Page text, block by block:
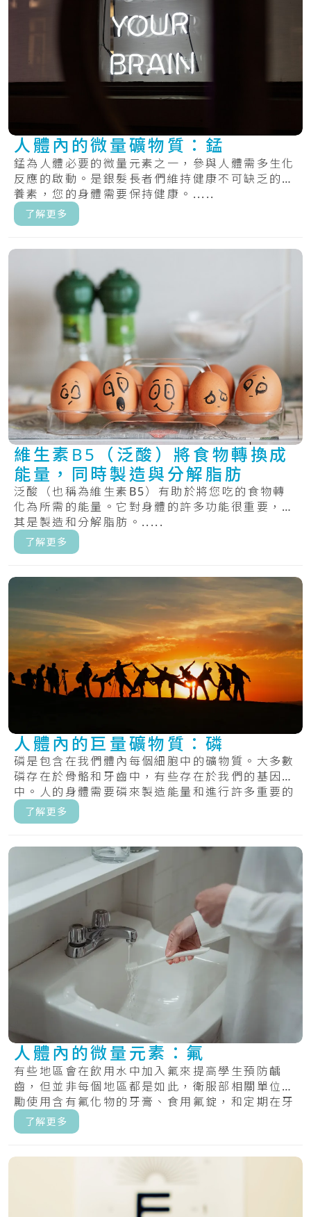
人體內的微量礦物質：錳
錳為人體必要的微量元素之一，參與人體需多生化
反應的啟動。是銀髮長者們維持健康不可缺乏的營
養素，您的身體需要保持健康。.....
了解更多
維生素B5（泛酸）將食物轉換成
能量，同時製造與分解脂肪
泛酸（也稱為維生素B5）有助於將您吃的食物轉
化為所需的能量。它對身體的許多功能很重要，尤
其是製造和分解脂肪。.....
了解更多
人體內的巨量礦物質：磷
磷是包含在我們體內每個細胞中的礦物質。大多數
磷存在於骨骼和牙齒中，有些存在於我們的基因
中。人的身體需要磷來製造能量和進行許多重要的
化學過.....
了解更多
人體內的微量元素：氟
有些地區會在飲用水中加入氟來提高學生預防齲
齒，但並非每個地區都是如此，衛服部相關單位鼓
勵使用含有氟化物的牙膏、食用氟錠，和定期在牙
齒上塗.....
了解更多